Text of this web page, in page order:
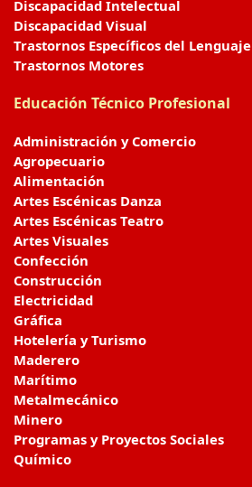
Discapacidad Intelectual
Discapacidad Visual
Trastornos Específicos del Lenguaje
Trastornos Motores
Educación Técnico Profesional
Administración y Comercio
Agropecuario
Alimentación
Artes Escénicas Danza
Artes Escénicas Teatro
Artes Visuales
Confección
Construcción
Electricidad
Gráfica
Hotelería y Turismo
Maderero
Marítimo
Metalmecánico
Minero
Programas y Proyectos Sociales
Químico